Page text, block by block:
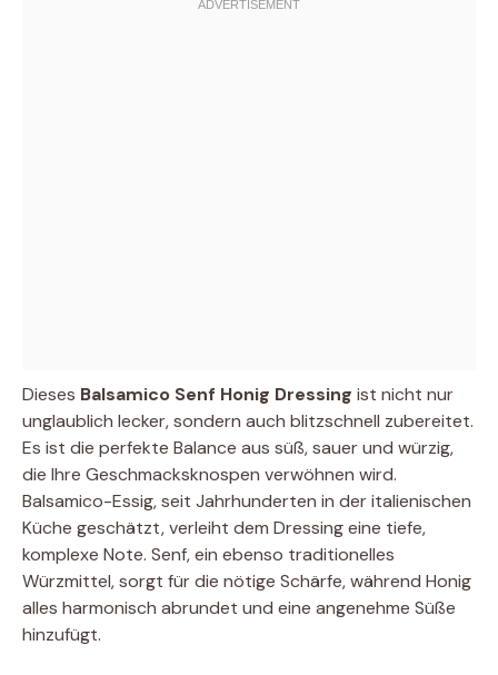
Dieses Balsamico Senf Honig Dressing ist nicht nur
unglaublich lecker, sondern auch blitzschnell zubereitet.
Es ist die perfekte Balance aus süß, sauer und würzig,
die Ihre Geschmacksknospen verwöhnen wird.
Balsamico-Essig, seit Jahrhunderten in der italienischen
Küche geschätzt, verleiht dem Dressing eine tiefe,
komplexe Note. Senf, ein ebenso traditionelles
Würzmittel, sorgt für die nötige Schärfe, während Honig
alles harmonisch abrundet und eine angenehme Süße
hinzufügt.